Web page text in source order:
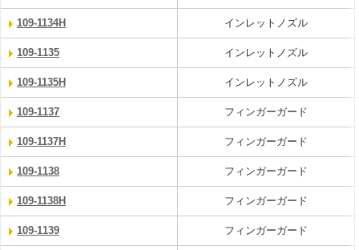
109-1134H インレットノズル
109-1135 インレットノズル
109-1135H インレットノズル
109-1137 フィンガーガード
109-1137H フィンガーガード
109-1138 フィンガーガード
109-1138H フィンガーガード
109-1139 フィンガーガード